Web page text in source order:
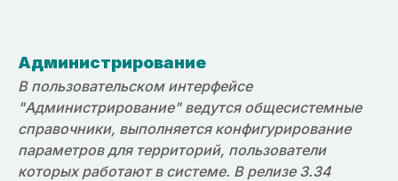
Администрирование
В пользовательском интерфейсе
"Администрирование" ведутся общесистемные
справочники, выполняется конфигурирование
параметров для территорий, пользователи
которых работают в системе. В релизе 3.34